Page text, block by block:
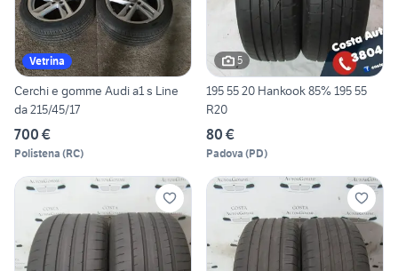
Vetrina
Cerchi e gomme Audi a1 s Line
da 215/45/17
700 €
Polistena (RC)
5
195 55 20 Hankook 85% 195 55
R20
80 €
Padova (PD)